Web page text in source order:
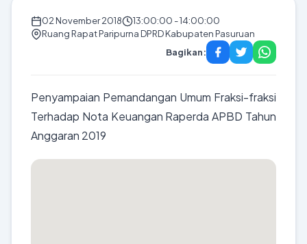
02 November 2018
13:00:00 - 14:00:00
Ruang Rapat Paripurna DPRD Kabupaten Pasuruan
Bagikan:
Penyampaian Pemandangan Umum Fraksi-fraksi
Terhadap Nota Keuangan Raperda APBD Tahun
Anggaran 2019